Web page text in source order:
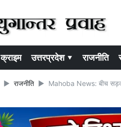
क्राइम उत्तरप्रदेश ▾ राजनीति
राजनीति Mahoba News: बीच सड़क